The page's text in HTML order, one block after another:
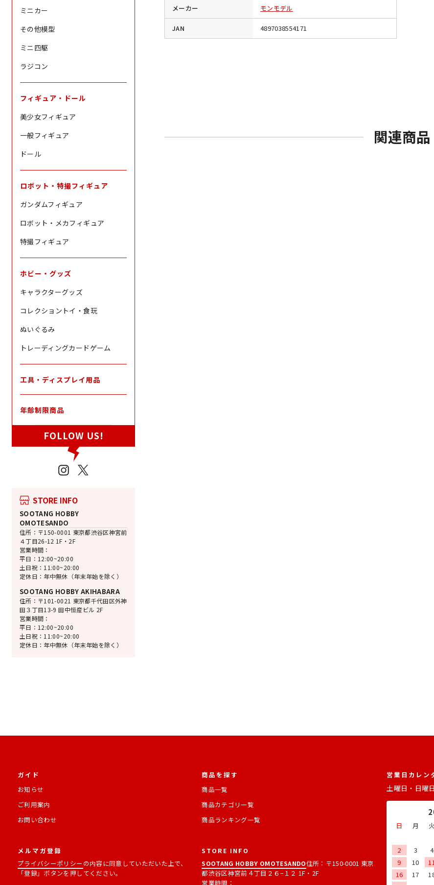
ミニカー
その他模型
ミニ四駆
ラジコン
フィギュア・ドール
美少女フィギュア
一般フィギュア
ドール
ロボット・特撮フィギュア
ガンダムフィギュア
ロボット・メカフィギュア
特撮フィギュア
ホビー・グッズ
キャラクターグッズ
コレクショントイ・食玩
ぬいぐるみ
トレーディングカードゲーム
工具・ディスプレイ用品
年齢制限商品
FOLLOW US!
Instagram
STORE INFO
SOOTANG HOBBY
OMOTESANDO
住所：〒150-0001 東京都渋谷区神宮前
４丁目26-12 1F・2F
営業時間：
平日：12:00~20:00
土日祝：11:00~20:00
定休日：年中無休（年末年始を除く）
SOOTANG HOBBY AKIHABARA
住所：〒101-0021 東京都千代田区外神
田３丁目13-9 田中恒産ビル 2F
営業時間：
平日：12:00~20:00
土日祝：11:00~20:00
定休日：年中無休（年末年始を除く）
メーカー モンモデル
JAN 4897038554171
関連商品
ガイド
お知らせ
ご利用案内
お問い合わせ
商品を探す
商品一覧
商品カテゴリ一覧
商品ランキング一覧
メルマガ登録
プライバシーポリシー の内容に同意していただいた上で、
「登録」ボタンを押してください。
STORE INFO
SOOTANG HOBBY OMOTESANDO住所：〒150-0001 東京
都渋谷区神宮前４丁目２６−１２ 1F・2F
営業時間：
営業日カレン
土曜日・日曜
日 月 火
2
3 4
9
10 11
16
17